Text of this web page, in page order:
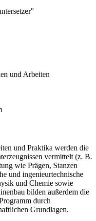
und Arbeiten
und Praktika werden die
vermittelt (z. B.
wie Prägen, Stanzen
und ingenieurtechnische
und Chemie sowie
bilden außerdem die
durch
Grundlagen.